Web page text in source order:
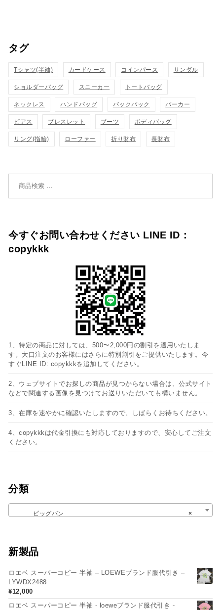
タグ
Tシャツ(半袖) カードケース コインパース サンダル
ショルダーバッグ スニーカー トートバッグ
ネックレス ハンドバッグ バックパック パーカー
ピアス ブレスレット ブーツ ボディバッグ
リング(指輪) ローファー 折り財布 長財布
今すぐお問い合わせください LINE ID：
copykkk
1、特定の商品に対しては、500〜2,000円の割引を適用いたしま
す。大口注文のお客様にはさらに特別割引をご提供いたします。今
すぐLINE ID: copykkkを追加してください。
2、ウェブサイトでお探しの商品が見つからない場合は、公式サイト
などで関連する画像を見つけてお送りいただいても構いません。
3、在庫を速やかに確認いたしますので、しばらくお待ちください。
4、copykkkは代金引換にも対応しておりますので、安心してご注文
ください。
分類
×
ビッグバン
新製品
ロエベ スーパーコピー 半袖 – LOEWEブランド服代引き –
LYWDX2488
¥12,000
ロエベ スーパーコピー 半袖 - loeweブランド服代引き -